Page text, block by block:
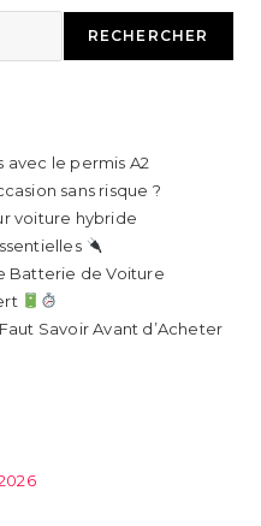
RECHERCHER
le permis A2
sans risque ?
voiture hybride
Batterie de Voiture
Savoir Avant d’Acheter